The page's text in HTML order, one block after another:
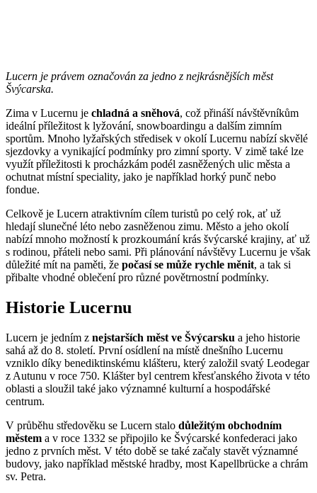
Lucern je právem označován za jedno z nejkrásnějších měst
Švýcarska.
Zima v Lucernu je chladná a sněhová, což přináší návštěvníkům
ideální příležitost k lyžování, snowboardingu a dalším zimním
sportům. Mnoho lyžařských středisek v okolí Lucernu nabízí skvělé
sjezdovky a vynikající podmínky pro zimní sporty. V zimě také lze
využít příležitosti k procházkám podél zasněžených ulic města a
ochutnat místní speciality, jako je například horký punč nebo
fondue.
Celkově je Lucern atraktivním cílem turistů po celý rok, ať už
hledají slunečné léto nebo zasněženou zimu. Město a jeho okolí
nabízí mnoho možností k prozkoumání krás švýcarské krajiny, ať už
s rodinou, přáteli nebo sami. Při plánování návštěvy Lucernu je však
důležité mít na paměti, že počasí se může rychle měnit, a tak si
přibalte vhodné oblečení pro různé povětrnostní podmínky.
Historie Lucernu
Lucern je jedním z nejstarších měst ve Švýcarsku a jeho historie
sahá až do 8. století. První osídlení na místě dnešního Lucernu
vzniklo díky benediktinskému klášteru, který založil svatý Leodegar
z Autunu v roce 750. Klášter byl centrem křesťanského života v této
oblasti a sloužil také jako významné kulturní a hospodářské
centrum.
V průběhu středověku se Lucern stalo důležitým obchodním
městem a v roce 1332 se připojilo ke Švýcarské konfederaci jako
jedno z prvních měst. V této době se také začaly stavět významné
budovy, jako například městské hradby, most Kapellbrücke a chrám
sv. Petra.